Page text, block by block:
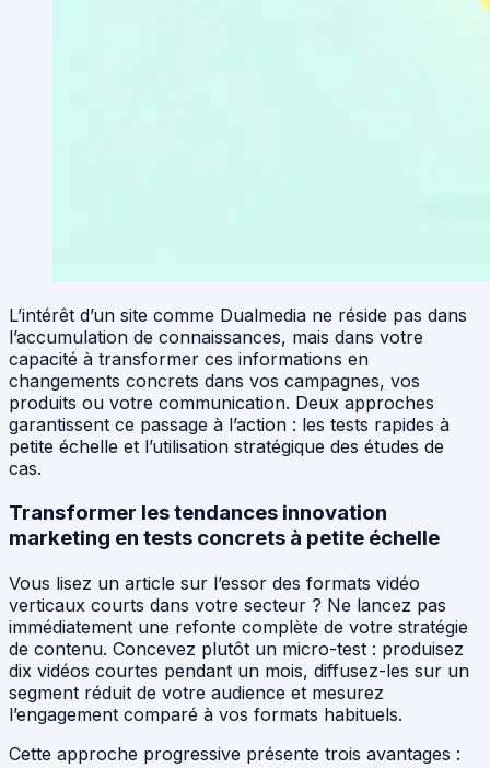
L’intérêt d’un site comme Dualmedia ne réside pas dans
l’accumulation de connaissances, mais dans votre
capacité à transformer ces informations en
changements concrets dans vos campagnes, vos
produits ou votre communication. Deux approches
garantissent ce passage à l’action : les tests rapides à
petite échelle et l’utilisation stratégique des études de
cas.
Transformer les tendances innovation
marketing en tests concrets à petite échelle
Vous lisez un article sur l’essor des formats vidéo
verticaux courts dans votre secteur ? Ne lancez pas
immédiatement une refonte complète de votre stratégie
de contenu. Concevez plutôt un micro-test : produisez
dix vidéos courtes pendant un mois, diffusez-les sur un
segment réduit de votre audience et mesurez
l’engagement comparé à vos formats habituels.
Cette approche progressive présente trois avantages :